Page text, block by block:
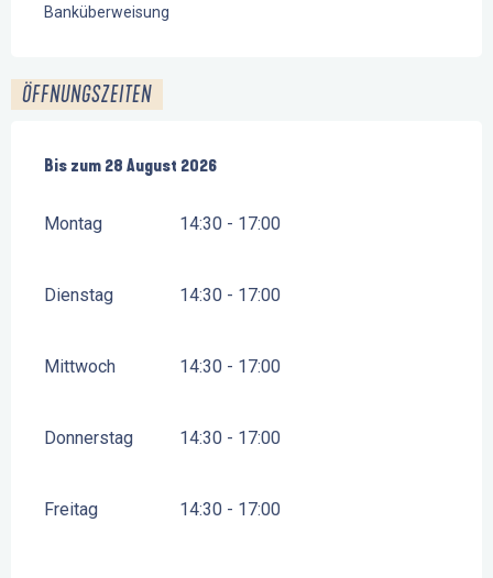
Banküberweisung
ÖFFNUNGSZEITEN
vom3 Juli 2026bis zum28 August 2026
Bis zum 28 August 2026
Montag 14:30 - 17:00
Dienstag 14:30 - 17:00
Mittwoch 14:30 - 17:00
Donnerstag 14:30 - 17:00
Freitag 14:30 - 17:00